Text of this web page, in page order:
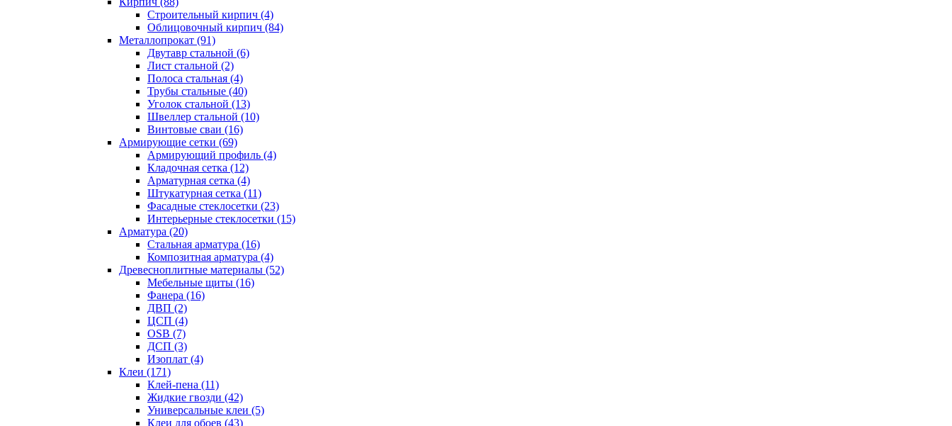
Строительный кирпич (4)
Облицовочный кирпич (84)
Металлопрокат (91)
Двутавр стальной (6)
Лист стальной (2)
Полоса стальная (4)
Трубы стальные (40)
Уголок стальной (13)
Швеллер стальной (10)
Винтовые сваи (16)
Армирующие сетки (69)
Армирующий профиль (4)
Кладочная сетка (12)
Арматурная сетка (4)
Штукатурная сетка (11)
Фасадные стеклосетки (23)
Интерьерные стеклосетки (15)
Арматура (20)
Стальная арматура (16)
Композитная арматура (4)
Древесноплитные материалы (52)
Мебельные щиты (16)
Фанера (16)
ДВП (2)
ЦСП (4)
OSB (7)
ДСП (3)
Изоплат (4)
Клеи (171)
Клей-пена (11)
Жидкие гвозди (42)
Универсальные клеи (5)
Клеи для обоев (43)